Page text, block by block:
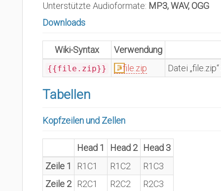
Unterstützte Audioformate: MP3, WAV, OGG
Downloads
Wiki-Syntax Verwendung
{{file.zip}} file.zip Datei
Tabellen
Kopfzeilen und Zellen
Head 1 Head 2
Head 3
Zeile 1
R1C1 R1C2
R1C3
Zeile 2
R2C1 R2C2
R2C3